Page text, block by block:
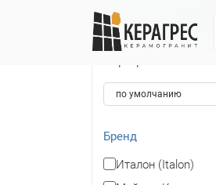
для коридора
Бренд
Италон (Italon)